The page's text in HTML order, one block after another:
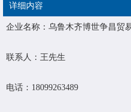
详细内容
企业名称：乌鲁木齐博世争昌贸
联系人：王先生
电话：18099263489